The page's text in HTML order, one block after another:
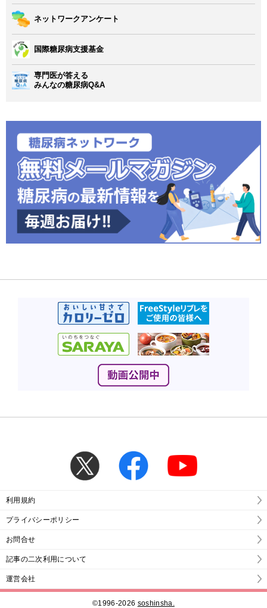
ネットワークアンケート
国際糖尿病支援基金
専門医が答える
みんなの糖尿病Q&A
利用規約
プライバシーポリシー
お問合せ
記事の二次利用について
運営会社
©1996-2026 soshinsha.